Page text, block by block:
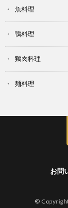
魚料理
鴨料理
鶏肉料理
麺料理
お問
©